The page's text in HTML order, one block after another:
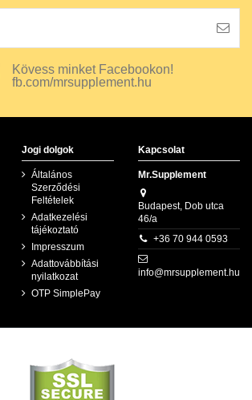
Kövess minket Facebookon!
fb.com/mrsupplement.hu
Jogi dolgok
Általános
Szerződési
Feltételek
Adatkezelési
tájékoztató
Impresszum
Adattovábbítási
nyilatkozat
OTP SimplePay
Kapcsolat
Mr.Supplement
Budapest, Dob utca
46/a
+36 70 944 0593
info@mrsupplement.hu